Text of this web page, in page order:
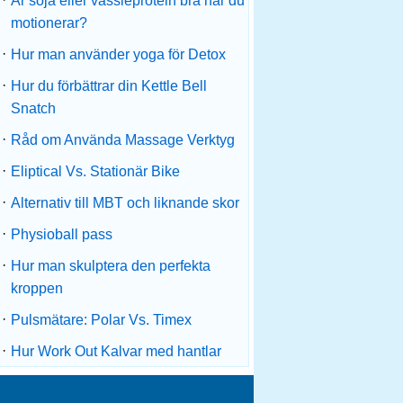
motionerar?
· Hur man använder yoga för Detox
· Hur du förbättrar din Kettle Bell
Snatch
· Råd om Använda Massage Verktyg
· Eliptical Vs. Stationär Bike
· Alternativ till MBT och liknande skor
· Physioball pass
· Hur man skulptera den perfekta
kroppen
· Pulsmätare: Polar Vs. Timex
· Hur Work Out Kalvar med hantlar